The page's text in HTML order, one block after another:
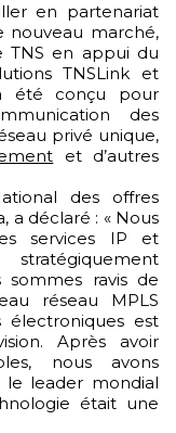
en partenariat
nouveau marché,
TNS en appui du
TNSLink et
été conçu pour
des
privé unique,
et d’autres
des offres
a déclaré : « Nous
services IP et
ravis de
réseau MPLS
électroniques est
Après avoir
nous avons
le leader mondial
était une